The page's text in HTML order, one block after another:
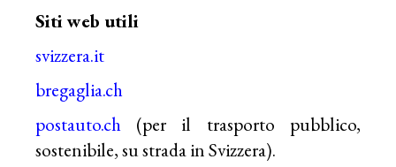
Siti web utili
svizzera.it
bregaglia.ch
postauto.ch (per il trasporto pubblico,
sostenibile, su strada in Svizzera).